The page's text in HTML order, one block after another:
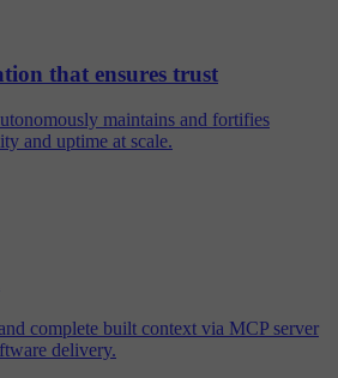
that ensures trust
maintains and fortifies
and uptime at scale.
complete built context via MCP server
delivery.